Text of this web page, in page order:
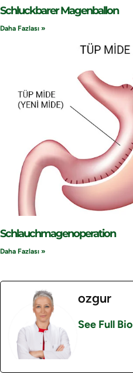
Schluckbarer Magenballon
Daha Fazlası »
Schlauchmagenoperation
Daha Fazlası »
ozgur
See Full Bio